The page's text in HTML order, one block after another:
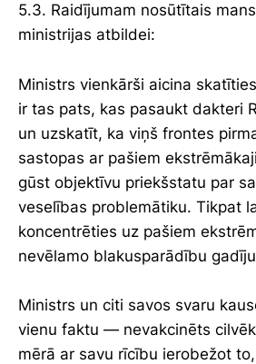
5.3. Raidījumam nosūtītais
ministrijas atbildei:
Ministrs vienkārši aicina
ir tas pats, kas pasaukt dakteri
un uzskatīt, ka viņš frontes
sastopas ar pašiem
gūst objektīvu priekšstatu par
veselības problemātiku. Tikpat
koncentrēties uz pašiem
nevēlamo blakusparādību
Ministrs un citi savos svaru
vienu faktu — nevakcinēts
mērā ar savu rīcību ierobežot